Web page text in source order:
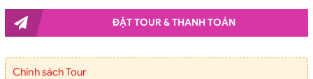
ĐẶT TOUR & THANH TOÁN
Chính sách Tour